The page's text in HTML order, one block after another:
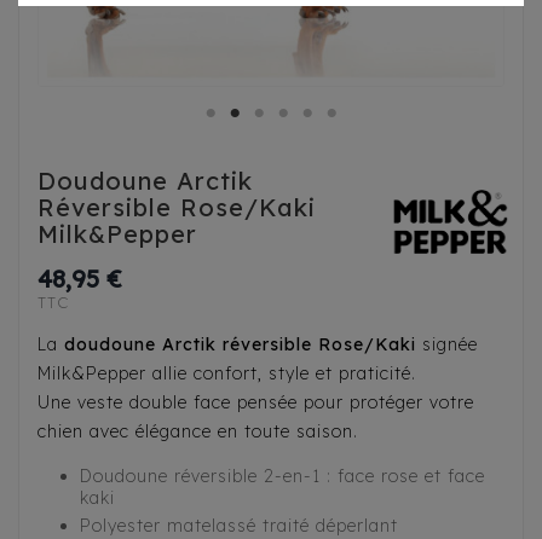
Doudoune Arctik
Réversible Rose/Kaki
Milk&Pepper
48,95 €
TTC
La doudoune Arctik réversible Rose/Kaki signée
Milk&Pepper allie confort, style et praticité.
Une veste double face pensée pour protéger votre
chien avec élégance en toute saison.
Doudoune réversible 2-en-1 : face rose et face
kaki
Polyester matelassé traité déperlant